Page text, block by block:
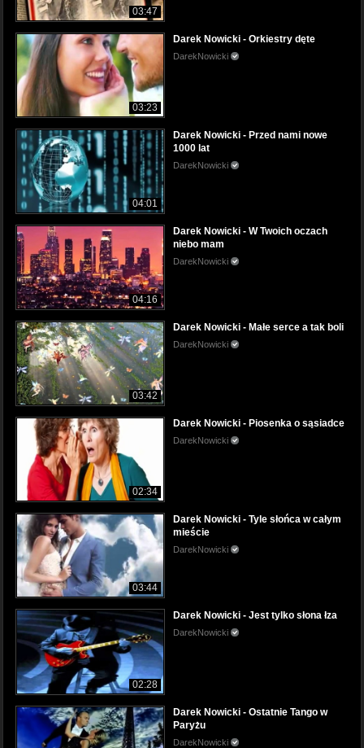
03:47
03:23
Darek Nowicki - Orkiestry dęte
DarekNowicki
04:01
Darek Nowicki - Przed nami nowe
1000 lat
DarekNowicki
04:16
Darek Nowicki - W Twoich oczach
niebo mam
DarekNowicki
03:42
Darek Nowicki - Małe serce a tak boli
DarekNowicki
02:34
Darek Nowicki - Piosenka o sąsiadce
DarekNowicki
03:44
Darek Nowicki - Tyle słońca w całym
mieście
DarekNowicki
02:28
Darek Nowicki - Jest tylko słona łza
DarekNowicki
Darek Nowicki - Ostatnie Tango w
Paryżu
DarekNowicki